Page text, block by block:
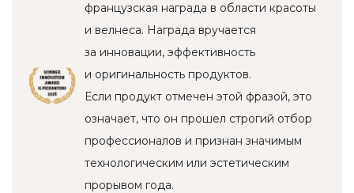
французская награда в области красоты
и велнеса. Награда вручается
за инновации, эффективность
и оригинальность продуктов.
Если продукт отмечен этой фразой, это
означает, что он прошел строгий отбор
профессионалов и признан значимым
технологическим или эстетическим
прорывом года.